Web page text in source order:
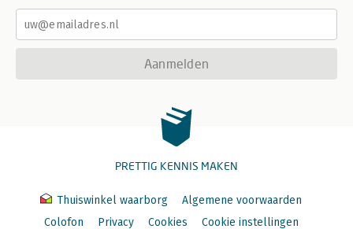
Aanmelden
PRETTIG KENNIS MAKEN
Thuiswinkel waarborg
Algemene voorwaarden
Colofon
Privacy Cookies Cookie instellingen